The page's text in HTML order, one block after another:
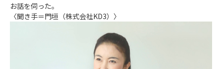
お話を伺った。
〈聞き手＝門垣（株式会社KD3）〉